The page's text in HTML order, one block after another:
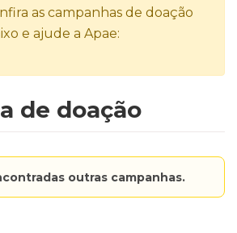
as campanhas de doação
e ajude a Apae:
de doação
outras campanhas.